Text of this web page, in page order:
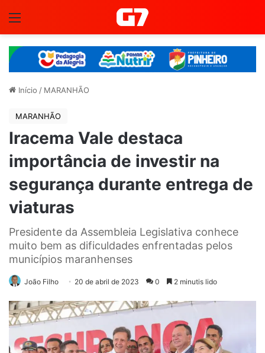
Início / MARANHÃO
MARANHÃO
Iracema Vale destaca
importância de investir na
segurança durante entrega de
viaturas
Presidente da Assembleia Legislativa conhece
muito bem as dificuldades enfrentadas pelos
municípios maranhenses
João Filho 20 de abril de 2023 0 2 minutis lido